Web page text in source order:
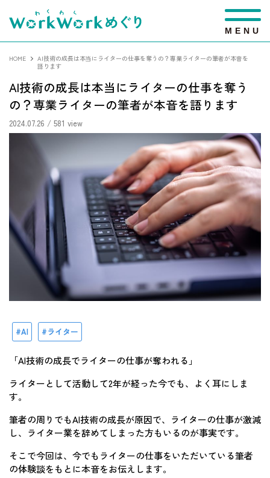
M E N U
HOME
AI技術の成長は本当にライターの仕事を奪うの？専業ライターの筆者が本音を
語ります
AI技術の成長は本当にライターの仕事を奪う
の？専業ライターの筆者が本音を語ります
2024.07.26 / 581 view
AI ライター
「AI技術の成長でライターの仕事が奪われる」
ライターとして活動して2年が経った今でも、よく耳にしま
す。
筆者の周りでもAI技術の成長が原因で、ライターの仕事が激減
し、ライター業を辞めてしまった方もいるのが事実です。
そこで今回は、今でもライターの仕事をいただいている筆者
の体験談をもとに本音をお伝えします。